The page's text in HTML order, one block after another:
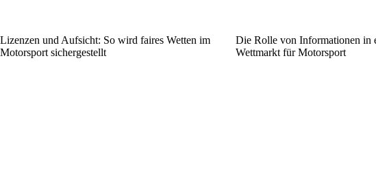
Lizenzen und Aufsicht: So wird faires Wetten im
Motorsport sichergestellt
Die Rolle von Informationen in
Wettmarkt für Motorsport